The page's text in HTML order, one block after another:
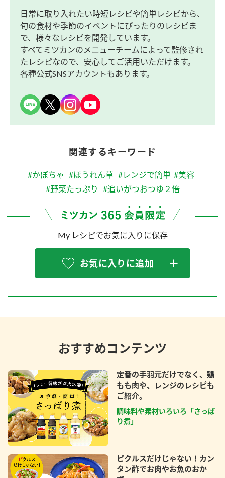
日常に取り入れたい時短レシピや簡単レシピから、
旬の食材や季節のイベントにぴったりのレシピま
で、様々なレシピを開発しています。
すべてミツカンのメニューチームによって監修され
たレシピなので、安心してご活用いただけます。
各種公式SNSアカウントもあります。
関連するキーワード
#かぼちゃ #ほうれん草 #レンジで簡単 #美容
#野菜たっぷり
#追いがつおつゆ２倍
My レシピでお気に入りに保存
お気に入りに追加
おすすめコンテンツ
定番の手羽元だけでなく、鶏
もも肉や、レンジのレシピも
ご紹介。
調味料や素材いろいろ「さっぱ
り煮」
ピクルスだけじゃない！カン
タン酢でお肉やお魚のおか